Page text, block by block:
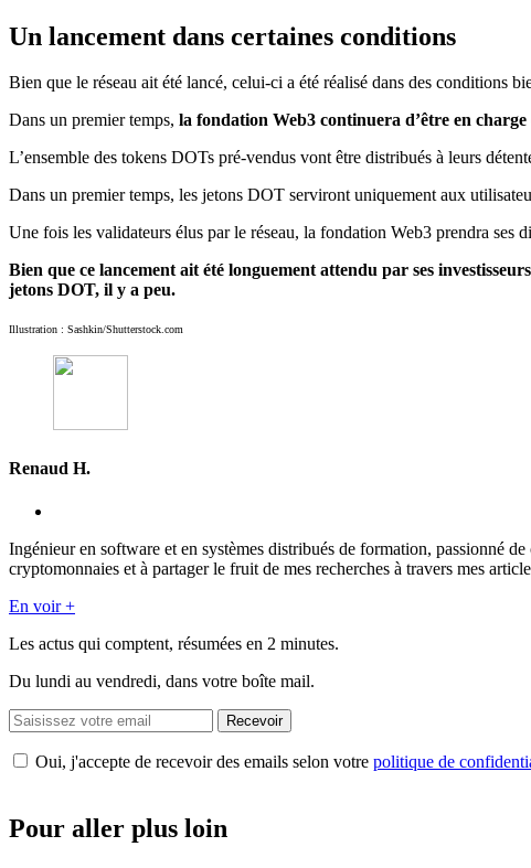
Un lancement dans certaines conditions
Bien que le réseau ait été lancé, celui-ci a été réalisé dans des conditions
Dans un premier temps, la fondation Web3 continuera d’être en
L’ensemble des tokens DOTs pré-vendus vont être distribués à leurs
Dans un premier temps, les jetons DOT serviront uniquement aux
Une fois les validateurs élus par le réseau, la fondation Web3 prendra ses
Bien que ce lancement ait été longuement attendu par ses
jetons DOT, il y a peu.
Illustration : Sashkin/Shutterstock.com
Renaud H.
Ingénieur en software et en systèmes distribués de formation, passionné
cryptomonnaies et à partager le fruit de mes recherches à travers mes
En voir +
Les actus qui comptent, résumées en 2 minutes.
Du lundi au vendredi, dans votre boîte mail.
Recevoir
Oui, j'accepte de recevoir des emails selon votre politique de
Pour aller plus loin